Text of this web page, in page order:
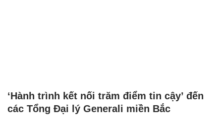
‘Hành trình kết nối trăm điểm tin cậy’ đến
các Tổng Đại lý Generali miền Bắc